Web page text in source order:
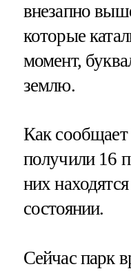
внезапно
которые
момент,
землю.
Как
получили 16
них
состоянии.
Сейчас парк